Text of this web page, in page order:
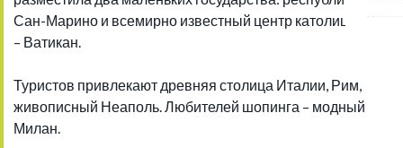
Сан-Марино и всемирно известный центр католицизма
– Ватикан.
Туристов привлекают древняя столица Италии, Рим,
живописный Неаполь. Любителей шопинга – модный
Милан.